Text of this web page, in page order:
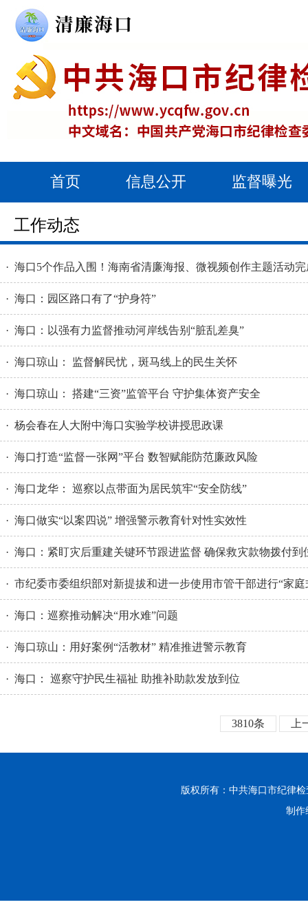
首页 信息公开 监督曝光
工作动态
· 海口5个作品入围！海南省清廉海报、微视频创作主题活动
· 海口：园区路口有了“护身符”
· 海口：以强有力监督推动河岸线告别“脏乱差臭”
· 海口琼山： 监督解民忧，斑马线上的民生关怀
· 海口琼山： 搭建“三资”监管平台 守护集体资产安全
· 杨会春在人大附中海口实验学校讲授思政课
· 海口打造“监督一张网”平台 数智赋能防范廉政风险
· 海口龙华： 巡察以点带面为居民筑牢“安全防线”
· 海口做实“以案四说” 增强警示教育针对性实效性
· 海口：紧盯灾后重建关键环节跟进监督 确保救灾款物拨付到
· 市纪委市委组织部对新提拔和进一步使用市管干部进行“家庭
· 海口：巡察推动解决“用水难”问题
· 海口琼山：用好案例“活教材” 精准推进警示教育
· 海口： 巡察守护民生福祉 助推补助款发放到位
3810条 上
版权所有：中共海口市纪律
制作